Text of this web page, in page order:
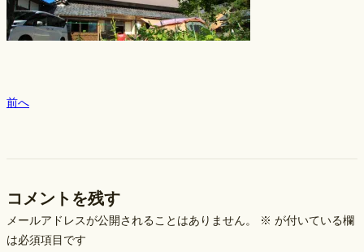
前へ
コメントを残す
メールアドレスが公開されることはありません。 ※ が付いている欄
は必須項目です